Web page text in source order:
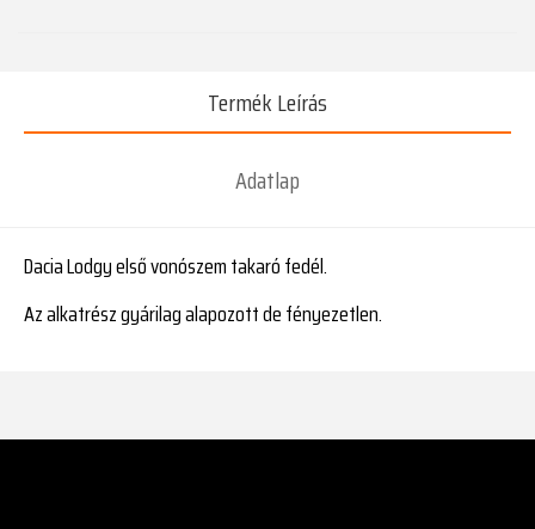
Termék Leírás
Adatlap
Dacia Lodgy első vonószem takaró fedél.
Az alkatrész gyárilag alapozott de fényezetlen.